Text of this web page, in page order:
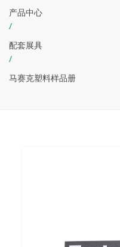
产品中心
/
配套展具
/
马赛克塑料样品册